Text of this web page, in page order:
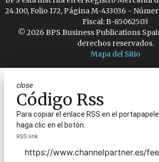
24.100, Folio 172, Página M-433036 -
Fiscal: B-85062503
© 2026 BPS Business Publications
derechos reservados.
Mapa del Sitio
close
Código Rss
Para copiar el enlace RSS en el
haga clic en el botón.
RSS link